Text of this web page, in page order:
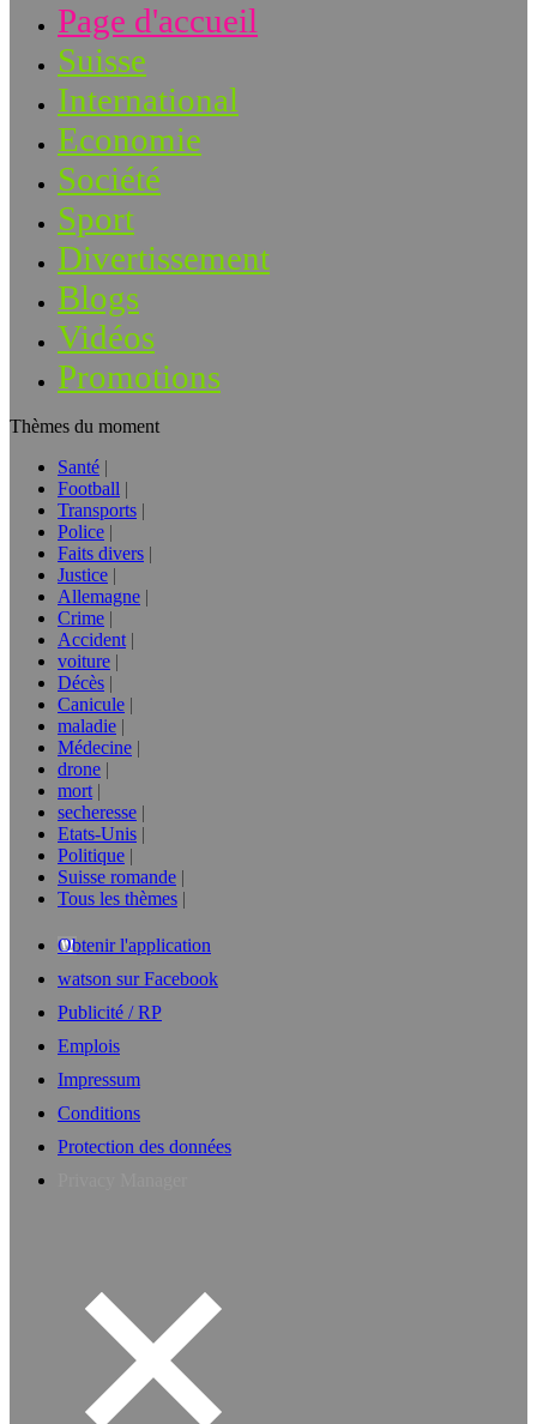
Page d'accueil
Suisse
International
Economie
Société
Sport
Divertissement
Blogs
Vidéos
Promotions
Thèmes du moment
Santé
Football
Transports
Police
Faits divers
Justice
Allemagne
Crime
Accident
voiture
Décès
Canicule
maladie
Médecine
drone
mort
secheresse
Etats-Unis
Politique
Suisse romande
Tous les thèmes
Obtenir l'application
watson sur Facebook
Publicité / RP
Emplois
Impressum
Conditions
Protection des données